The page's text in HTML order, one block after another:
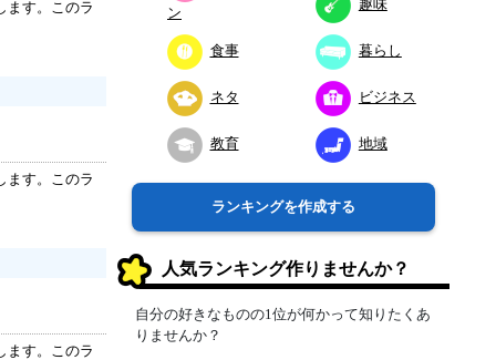
ます。このラ
ます。このラ
ます。このラ
ン
趣味
食事 暮らし
ネタ ビジネス
教育 地域
ランキングを作成する
人気ランキング作りませんか？
自分の好きなものの1位が何かって知りたくあ
りませんか？